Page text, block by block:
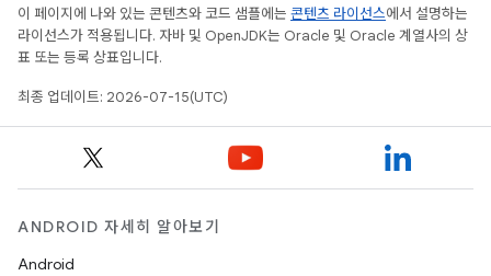
이 페이지에 나와 있는 콘텐츠와 코드 샘플에는 콘텐츠 라이선스에서 설명하는
라이선스가 적용됩니다. 자바 및 OpenJDK는 Oracle 및 Oracle 계열사의 상
표 또는 등록 상표입니다.
최종 업데이트: 2026-07-15(UTC)
ANDROID 자세히 알아보기
Android